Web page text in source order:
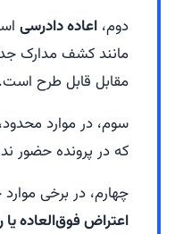
دوم، اعاده دادرسی
مانند کشف مدارک
مقابل قابل طرح است.
سوم، در موارد محدود،
که در پرونده حضور
چهارم، در برخی
اعتراض فوق‌العاده